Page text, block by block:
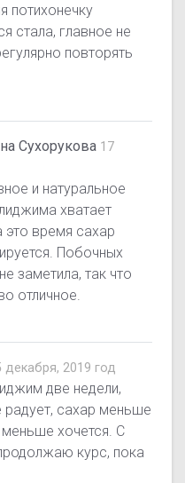
потихонечку
стала, главное не
повторять
Сухорукова 17
и натуральное
хватает
это время сахар
Побочных
заметила, так что
отличное.
декабря, 2019 год
две недели,
сахар меньше
меньше хочется. С
курс, пока